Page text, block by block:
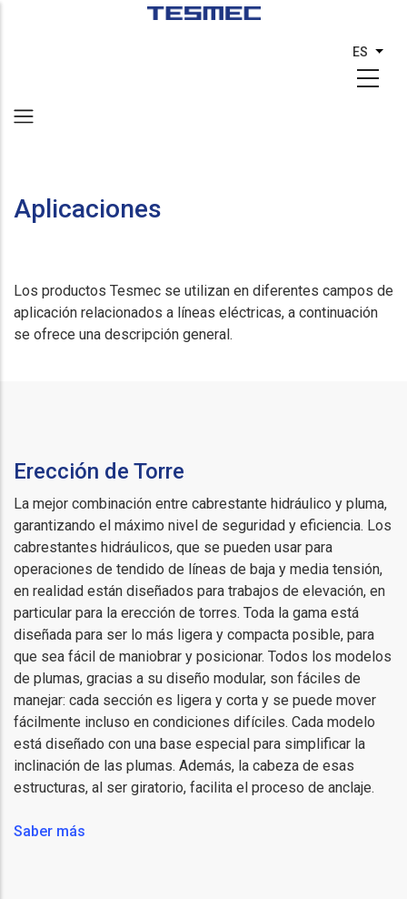
ES
Aplicaciones
Los productos Tesmec se utilizan en diferentes campos de
aplicación relacionados a líneas eléctricas, a continuación
se ofrece una descripción general.
Erección de Torre
La mejor combinación entre cabrestante hidráulico y pluma,
garantizando el máximo nivel de seguridad y eficiencia. Los
cabrestantes hidráulicos, que se pueden usar para
operaciones de tendido de líneas de baja y media tensión,
en realidad están diseñados para trabajos de elevación, en
particular para la erección de torres. Toda la gama está
diseñada para ser lo más ligera y compacta posible, para
que sea fácil de maniobrar y posicionar. Todos los modelos
de plumas, gracias a su diseño modular, son fáciles de
manejar: cada sección es ligera y corta y se puede mover
fácilmente incluso en condiciones difíciles. Cada modelo
está diseñado con una base especial para simplificar la
inclinación de las plumas. Además, la cabeza de esas
estructuras, al ser giratorio, facilita el proceso de anclaje.
Saber más